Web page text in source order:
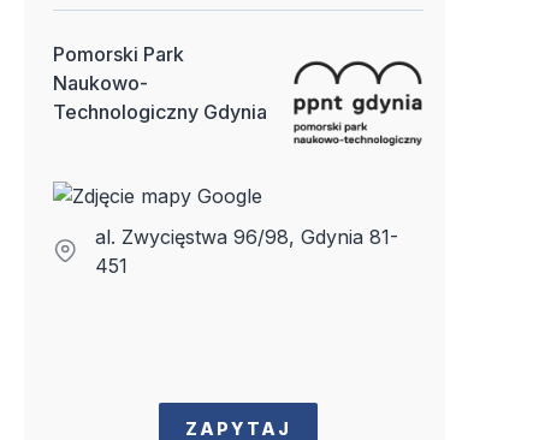
Pomorski Park
Naukowo-
Technologiczny Gdynia
al. Zwycięstwa 96/98, Gdynia 81-
451
ZAPYTAJ